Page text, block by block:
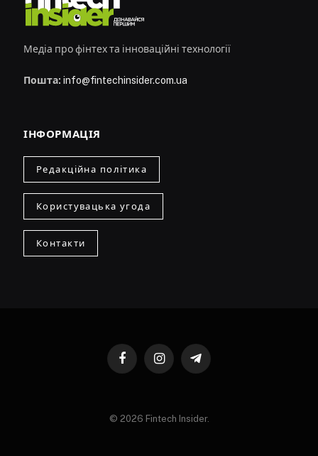
Медіа про фінтех та інноваційні технології
Пошта: info@fintechinsider.com.ua
ІНФОРМАЦІЯ
Редакційна політика
Користувацька угода
Контакти
FacebookInstagramTelegram
© 2026 Fintech Insider.